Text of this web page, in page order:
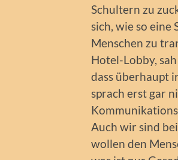
Schultern zu
sich, wie so
Menschen zu
Hotel-Lobby,
dass überhaupt
sprach erst gar
Auch wir sind
wollen den